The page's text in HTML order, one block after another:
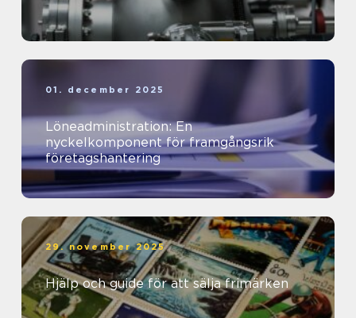
01. december 2025
Löneadministration: En
nyckelkomponent för framgångsrik
företagshantering
29. november 2025
Hjälp och guide för att sälja frimärken